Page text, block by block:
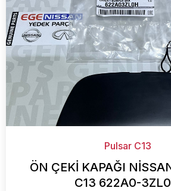
Pulsar C13
ÖN ÇEKİ KAPAĞI
C13 622A0-